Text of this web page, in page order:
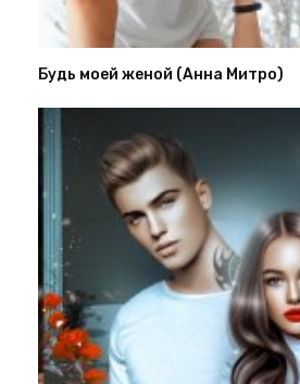
Будь моей женой (Анна Митро)